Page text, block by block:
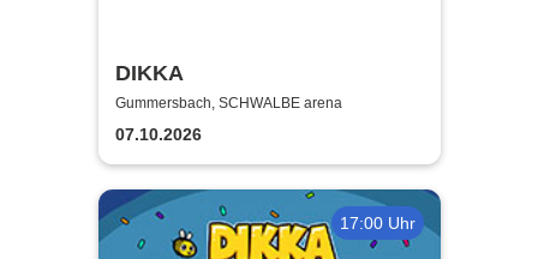
DIKKA
Gummersbach, SCHWALBE arena
07.10.2026
17:00 Uhr